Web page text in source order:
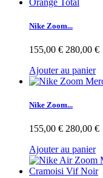
Nike Zoom...
155,00 € 280,00 €
Ajouter au panier
Nike Zoom...
155,00 € 280,00 €
Ajouter au panier